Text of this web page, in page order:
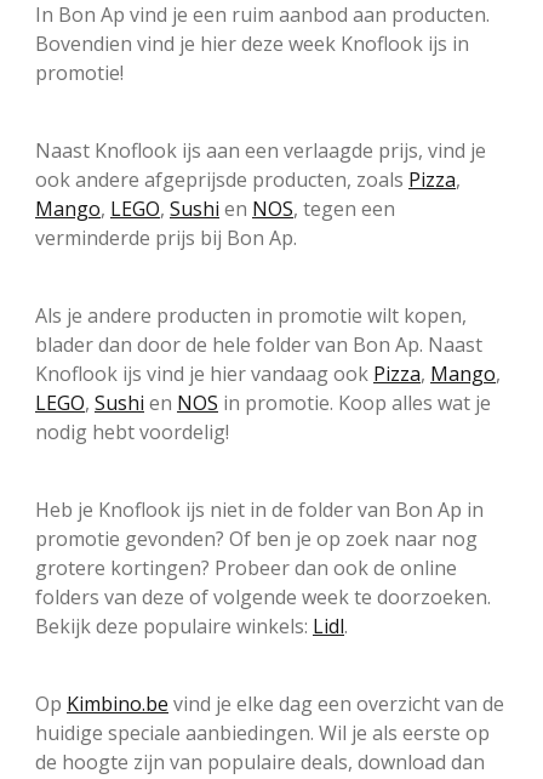
In Bon Ap vind je een ruim aanbod aan producten.
Bovendien vind je hier deze week Knoflook ijs in
promotie!
Naast Knoflook ijs aan een verlaagde prijs, vind je
ook andere afgeprijsde producten, zoals Pizza,
Mango, LEGO, Sushi en NOS, tegen een
verminderde prijs bij Bon Ap.
Als je andere producten in promotie wilt kopen,
blader dan door de hele folder van Bon Ap. Naast
Knoflook ijs vind je hier vandaag ook Pizza, Mango,
LEGO, Sushi en NOS in promotie. Koop alles wat je
nodig hebt voordelig!
Heb je Knoflook ijs niet in de folder van Bon Ap in
promotie gevonden? Of ben je op zoek naar nog
grotere kortingen? Probeer dan ook de online
folders van deze of volgende week te doorzoeken.
Bekijk deze populaire winkels: Lidl.
Op Kimbino.be vind je elke dag een overzicht van de
huidige speciale aanbiedingen. Wil je als eerste op
de hoogte zijn van populaire deals, download dan